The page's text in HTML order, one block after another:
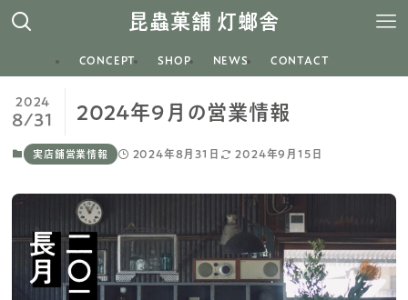
昆蟲菓舗 灯螂舎
CONCEPT SHOP NEWS CONTACT
2024年9月の営業情報
2024
8/31
実店舗営業情報 2024年8月31日 2024年9月15日